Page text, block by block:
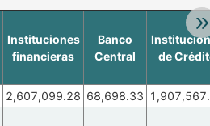
Instituciones
financieras
Banco
Central
de
2,607,099.28 68,698.33